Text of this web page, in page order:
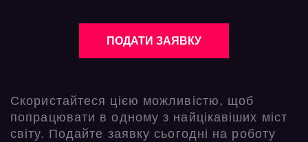
ПОДАТИ ЗАЯВКУ
Скористайтеся цією можливістю, щоб
попрацювати в одному з найцікавіших міст
світу. Подайте заявку сьогодні на роботу